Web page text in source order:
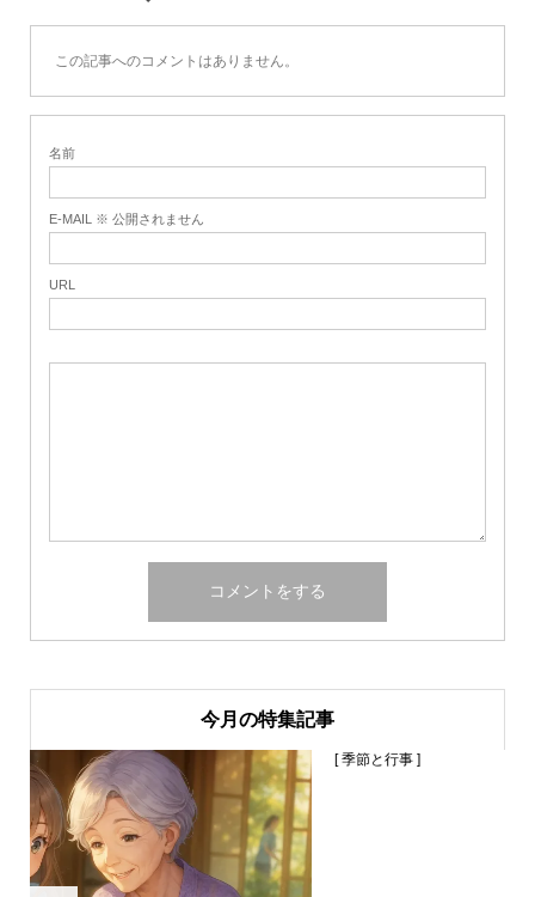
この記事へのコメントはありません。
名前
E-MAIL ※ 公開されません
URL
今月の特集記事
[ 季節と行事 ]